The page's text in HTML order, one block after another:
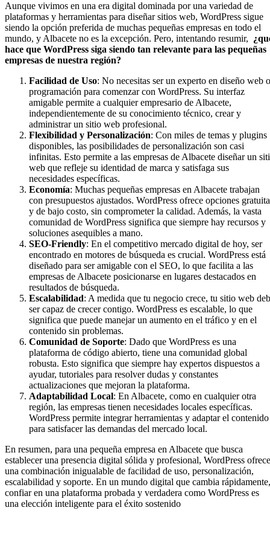
Aunque vivimos en una era digital dominada por una variedad de
plataformas y herramientas para diseñar sitios web, WordPress sigue
siendo la opción preferida de muchas pequeñas empresas en todo el
mundo, y Albacete no es la excepción. Pero, intentando resumir,
hace que WordPress siga siendo tan relevante para las pequeñas
empresas de nuestra región?
Facilidad de Uso: No necesitas ser un experto en diseño web o
programación para comenzar con WordPress. Su interfaz
amigable permite a cualquier empresario de Albacete,
independientemente de su conocimiento técnico, crear y
administrar un sitio web profesional.
Flexibilidad y Personalización: Con miles de temas y plugins
disponibles, las posibilidades de personalización son casi
infinitas. Esto permite a las empresas de Albacete diseñar un
web que refleje su identidad de marca y satisfaga sus
necesidades específicas.
Economía: Muchas pequeñas empresas en Albacete trabajan
con presupuestos ajustados. WordPress ofrece opciones
y de bajo costo, sin comprometer la calidad. Además, la vasta
comunidad de WordPress significa que siempre hay recursos y
soluciones asequibles a mano.
SEO-Friendly: En el competitivo mercado digital de hoy, ser
encontrado en motores de búsqueda es crucial. WordPress está
diseñado para ser amigable con el SEO, lo que facilita a las
empresas de Albacete posicionarse en lugares destacados en
resultados de búsqueda.
Escalabilidad: A medida que tu negocio crece, tu sitio web
ser capaz de crecer contigo. WordPress es escalable, lo que
significa que puede manejar un aumento en el tráfico y en el
contenido sin problemas.
Comunidad de Soporte: Dado que WordPress es una
plataforma de código abierto, tiene una comunidad global
robusta. Esto significa que siempre hay expertos dispuestos a
ayudar, tutoriales para resolver dudas y constantes
actualizaciones que mejoran la plataforma.
Adaptabilidad Local: En Albacete, como en cualquier otra
región, las empresas tienen necesidades locales específicas.
WordPress permite integrar herramientas y adaptar el contenido
para satisfacer las demandas del mercado local.
En resumen, para una pequeña empresa en Albacete que busca
establecer una presencia digital sólida y profesional, WordPress ofrece
una combinación inigualable de facilidad de uso, personalización,
escalabilidad y soporte. En un mundo digital que cambia rápidamente,
confiar en una plataforma probada y verdadera como WordPress es
una elección inteligente para el éxito sostenido